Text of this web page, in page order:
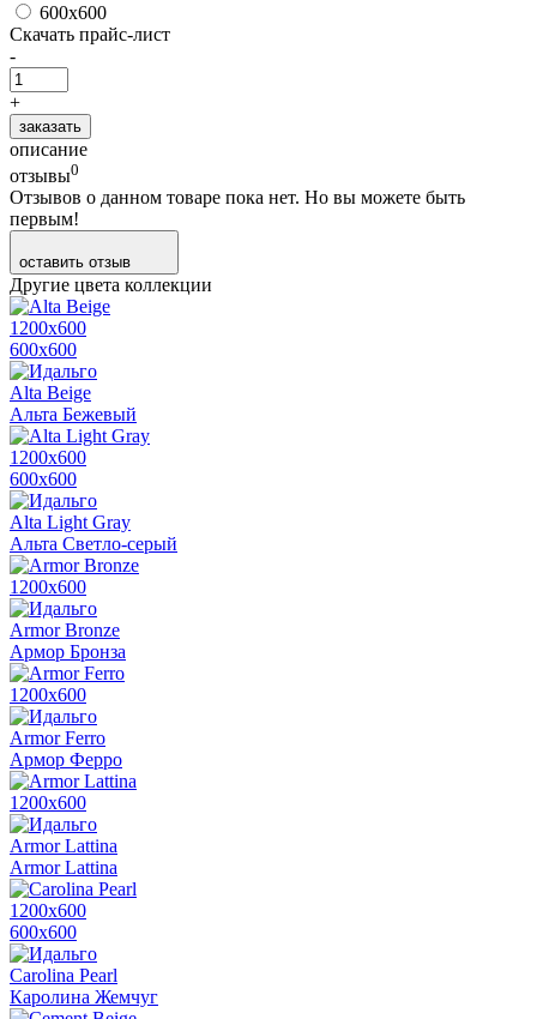
600х600
Скачать прайс-лист
-
+
заказать
описание
отзывы0
Отзывов о данном товаре пока нет. Но вы можете быть
первым!
оставить отзыв
Другие цвета коллекции
1200х600
600х600
Alta Beige
Альта Бежевый
1200х600
600х600
Alta Light Gray
Альта Светло-серый
1200х600
Armor Bronze
Армор Бронза
1200х600
Armor Ferro
Армор Ферро
1200х600
Armor Lattina
Armor Lattina
1200х600
600х600
Carolina Pearl
Каролина Жемчуг